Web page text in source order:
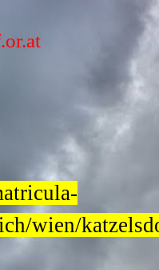
überspringen
wien/